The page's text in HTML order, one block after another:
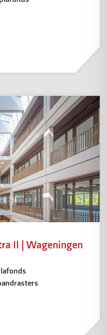
II | Wageningen